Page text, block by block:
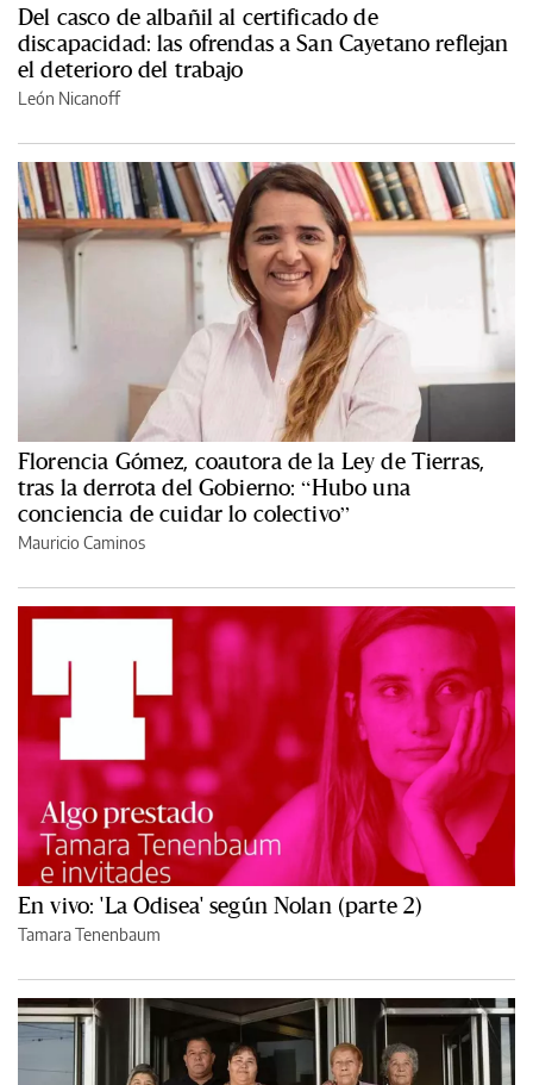
Del casco de albañil al certificado de
discapacidad: las ofrendas a San Cayetano reflejan
el deterioro del trabajo
León Nicanoff
Florencia Gómez, coautora de la Ley de Tierras,
tras la derrota del Gobierno: “Hubo una
conciencia de cuidar lo colectivo”
Mauricio Caminos
En vivo: 'La Odisea' según Nolan (parte 2)
Tamara Tenenbaum